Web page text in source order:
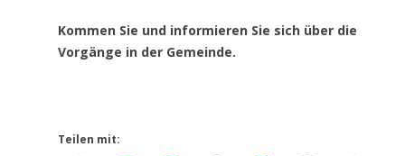
Kommen Sie und informieren Sie sich über die
Vorgänge in der Gemeinde.
Teilen mit: